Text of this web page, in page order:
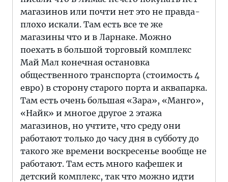
магазинов или почти нет это не правда-
плохо искали. Там есть все те же
магазины что и в Ларнаке. Можно
поехать в большой торговый комплекс
Май Мал конечная остановка
общественного транспорта (стоимость 4
евро) в сторону старого порта и аквапарка.
Там есть очень большая «Зара», «Манго»,
«Найк» и многое другое 2 этажа
магазинов, но учтите, что среду они
работают только до часу дня в субботу до
такого же времени воскресенье вообще не
работают. Там есть много кафешек и
детский комплекс, так что можно идти